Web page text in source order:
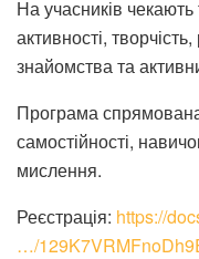
На учасників чекають
активності,
знайомства та
Програма
самостійності,
мислення.
Реєстрація: https://
…/